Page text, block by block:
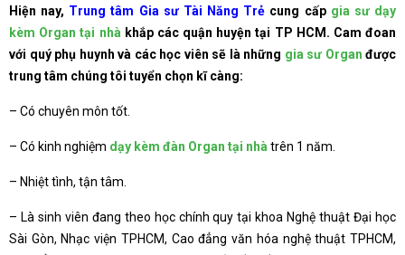
Hiện nay, Trung tâm Gia sư Tài Năng Trẻ cung cấp gia sư dạy
kèm Organ tại nhà khắp các quận huyện tại TP HCM. Cam đoan
với quý phụ huynh và các học viên sẽ là những gia sư Organ được
trung tâm chúng tôi tuyển chọn kĩ càng:
– Có chuyên môn tốt.
– Có kinh nghiệm dạy kèm đàn Organ tại nhà trên 1 năm.
– Nhiệt tình, tận tâm.
– Là sinh viên đang theo học chính quy tại khoa Nghệ thuật Đại học
Sài Gòn, Nhạc viện TPHCM, Cao đẳng văn hóa nghệ thuật TPHCM,